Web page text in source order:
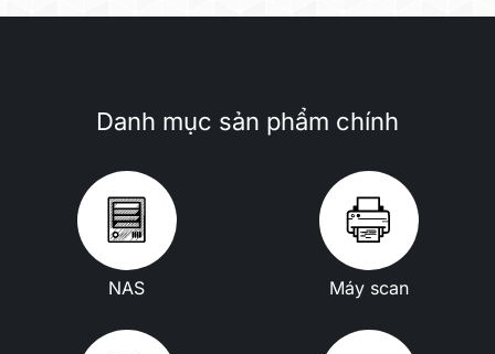
Danh mục sản phẩm chính
NAS Máy scan